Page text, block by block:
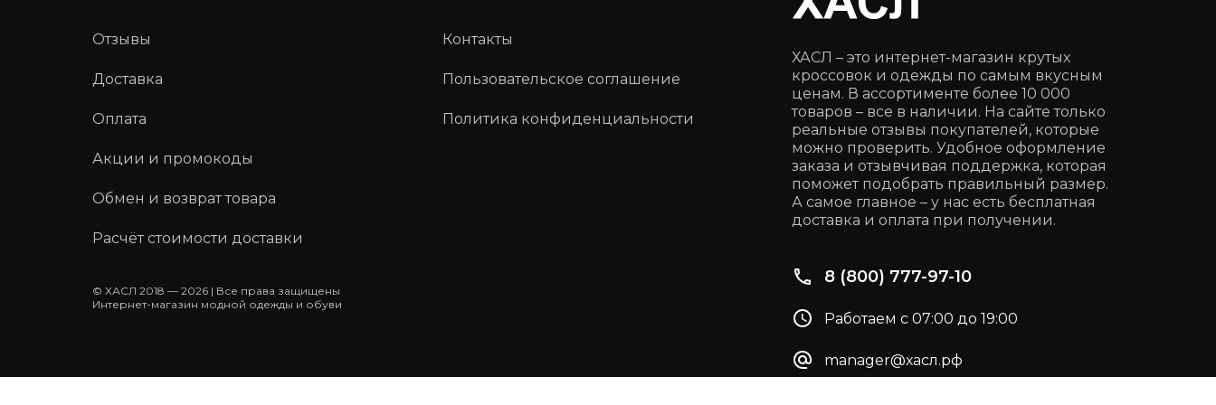
Отзывы
Доставка
Оплата
Акции и промокоды
Обмен и возврат товара
Расчёт стоимости доставки
© ХАСЛ 2018 — 2026 | Все права защищены
Интернет-магазин модной одежды и обуви
Контакты
Пользовательское соглашение
Политика конфиденциальности
ХАСЛ – это интернет-магазин крутых
кроссовок и одежды по самым вкусным
ценам. В ассортименте более 10 000
товаров – все в наличии. На сайте только
реальные отзывы покупателей, которые
можно проверить. Удобное оформление
заказа и отзывчивая поддержка, которая
поможет подобрать правильный размер.
А самое главное – у нас есть бесплатная
доставка и оплата при получении.
8 (800) 777-97-10
Работаем с 07:00 до 19:00
manager@хасл.рф